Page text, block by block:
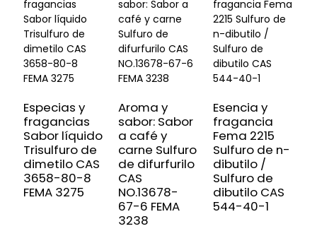
Especias y
fragancias
Sabor líquido
Trisulfuro de
dimetilo CAS
3658-80-8
FEMA 3275
Aroma y
sabor: Sabor
a café y
carne Sulfuro
de difurfurilo
CAS
NO.13678-
67-6 FEMA
3238
Esencia y
fragancia
Fema 2215
Sulfuro de n-
dibutilo /
Sulfuro de
dibutilo CAS
544-40-1